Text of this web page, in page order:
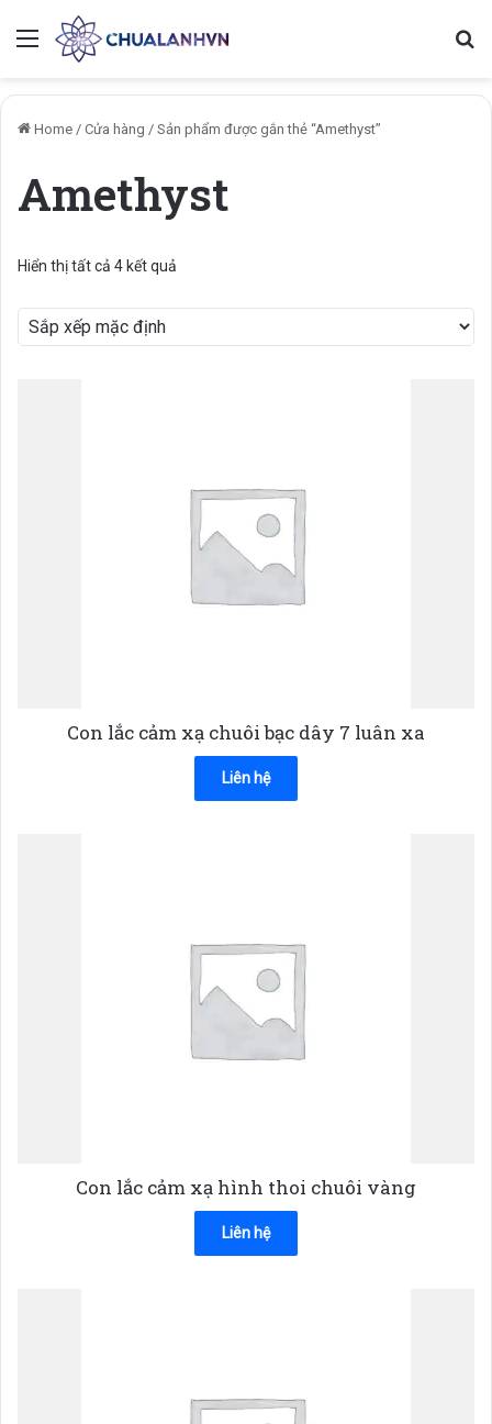
Menu
Home / Cửa hàng / Sản phẩm được gắn thẻ “Amethyst”
Amethyst
Hiển thị tất cả 4 kết quả
Con lắc cảm xạ chuôi bạc dây 7 luân xa
Liên hệ
Con lắc cảm xạ hình thoi chuôi vàng
Liên hệ